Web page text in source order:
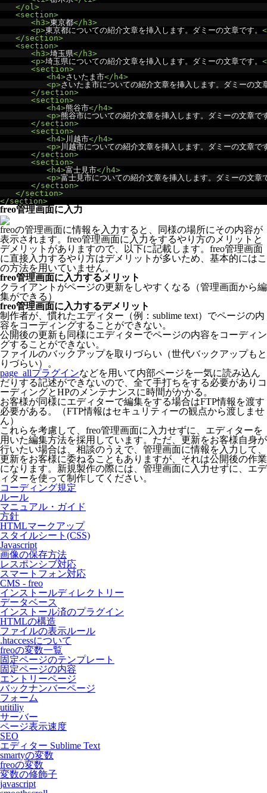
</ol>
<section>
<h3>東京都</h3>
<p>東京都についての紹介文章を挿入します。ダミーの文章です。
</section>
<section>
<h3>埼玉県</h3>
<p>埼玉県についての紹介文章を挿入します。ダミーの文章です。
<section>
<h4>さいたま市</h4>
<p>さいたま市についての紹介文章を挿入します。ダミーの文
</section>
<section>
<h4>熊谷市</h4>
<p>熊谷市についての紹介文章を挿入します。ダミーの文章で
</section>
<section>
<h4>川越市</h4>
<p>川越市についての紹介文章を挿入します。ダミーの文章で
</section>
<section>
<h4>富士見市</h4>
<p>富士見市についての紹介文章を挿入します。ダミーの文章
</section>
</section>
</section>
freo管理画面に入力
freoの管理画面に情報を入力すると、同様の場所にその内容が
表示されます。freo管理画面に入力をするやり方のメリットと
デメリットがありますので、以下に記載します。freo管理画面
に直接入力するやり方はデメリットが多いため、基本的にはこ
の方法を用いていません。
freo管理画面に入力するメリット
クライアントがページの更新をしやすくなる（管理画面から編
集ができる）
freo管理画面に入力するデメリット
制作者が、慣れたエディター（例：sublime text）でページの内
容をコーディングすることができない。
公開後の更新も同様にエディターでページの内容をコーディン
グすることができない。
ファイルのバックアップを取りづらい（世代バックアップもと
りづらい）。
page_allプラグインなどを用いて内部ページを一気に読み込ん
だりする記述ができないので、全て手打ちをする必要がありコ
ーディングとHPのメンテナンスに時間がかかる。
お客様が同様にエディターで編集をする場合はFTP情報を渡す
必要がある。（FTP情報はセキュリティーの観点から渡しませ
ん）
これらを考慮して、freo管理画面に入力せずに、エディターを
用いた編集方法を採用しています。ただ、更新をお客様自身が
行いたい場合は、相談のうえで、管理画面に情報を入力して、
更新をお客様に委ねることもありますが、それは公開後の作業
になります。新規製作の際には、管理画面に入力せずに、エデ
ィターを使って制作してください。
コーディング規定
ルール
マニュアル・ガイド
方針
HTMLマークアップ
スタイルシート(CSS)
Javascript
画像の保存方法
レスポンシブ対応
スマートフォン対応
CMS - freo
インストールディレクトリー
データベース
インストール済のプラグイン
HTMLの構造
ファイルの表示ルール
.htaccessについて
freoの変数一覧
固定ページのテンプレート
固定ページの内容
エントリーページ
バックナンバーページ
フォーム
utitiliy
サーバー
ページ表示速度
SEO
エディター Sublime Text
smartyの変数
freoの変数
変数の修飾子
javascript